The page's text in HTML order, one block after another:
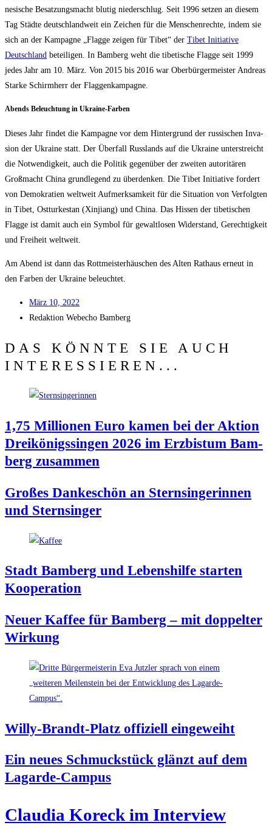
ne­si­sche Besat­zungs­macht blu­tig nie­der­schlug. Seit 1996 set­zen an die­sem
Tag Städ­te deutsch­land­weit ein Zei­chen für die Men­schen­rech­te, indem sie
sich an der Kam­pa­gne „Flag­ge zei­gen für Tibet“ der Tibet Initia­ti­ve
Deutsch­land betei­li­gen. In Bam­berg weht die tibe­ti­sche Flag­ge seit 1999
jedes Jahr am 10. März. Von 2015 bis 2016 war Ober­bür­ger­meis­ter Andre­as
Star­ke Schirm­herr der Flaggenkampagne.
Abends Beleuch­tung in Ukraine-Farben
Die­ses Jahr fin­det die Kam­pa­gne vor dem Hin­ter­grund der rus­si­schen Inva­
si­on der Ukrai­ne statt. Der Über­fall Russ­lands auf die Ukrai­ne unter­streicht
die Not­wen­dig­keit, auch die Poli­tik gegen­über der zwei­ten auto­ri­tä­ren
Groß­macht Chi­na grund­le­gend zu über­den­ken. Die Tibet Initia­ti­ve for­dert
von Demo­kra­tien welt­weit Auf­merk­sam­keit für die Situa­ti­on von Ver­folg­ten
in Tibet, Ost­tur­ke­stan (Xin­jiang) und Chi­na. Das His­sen der tibe­ti­schen
Flag­ge ist damit auch ein Sym­bol für gewalt­lo­sen Wider­stand, Gerech­tig­keit
und Frei­heit weltweit.
Am Abend ist dann das Rott­meis­ter­häus­chen des Alten Rat­haus erneut in
den Far­ben der Ukrai­ne beleuchtet.
März 10, 2022
Redak­ti­on Web­echo Bamberg
DAS KÖNNTE SIE AUCH
INTERESSIEREN...
1,75 Mil­lio­nen Euro kamen bei der Akti­on
Drei­kö­nigs­sin­gen 2026 im Erz­bis­tum Bam­
berg zusammen
Gro­ßes Dan­ke­schön an Stern­sin­ge­rin­nen
und Sternsinger
Stadt Bam­berg und Lebens­hil­fe star­ten
Kooperation
Neu­er Kaf­fee für Bam­berg – mit dop­pel­ter
Wirkung
Wil­ly-Brandt-Platz offi­zi­ell eingeweiht
Ein neu­es Schmuck­stück glänzt auf dem
Lagarde-Campus
Clau­dia Kor­eck im Interview